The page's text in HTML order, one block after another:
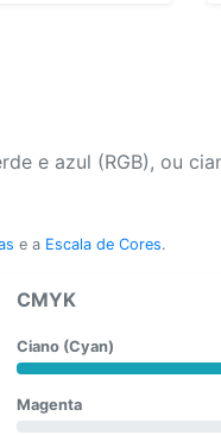
e azul (RGB), ou
e a Escala de Cores.
CMYK
Ciano (Cyan)
Magenta